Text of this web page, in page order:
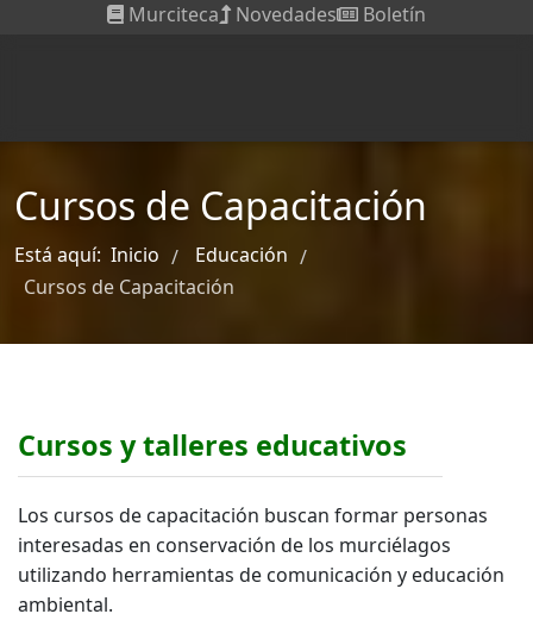
Murciteca Novedades Boletín
Cursos de Capacitación
Está aquí: Inicio / Educación /
Cursos de Capacitación
Cursos y talleres educativos
Los cursos de capacitación buscan formar personas
interesadas en conservación de los murciélagos
utilizando herramientas de comunicación y educación
ambiental.